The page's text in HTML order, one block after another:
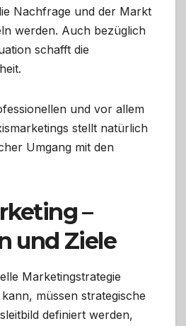
Nachfrage und der Markt
werden. Auch bezüglich
schafft die
und vor allem
stellt natürlich
Umgang mit den
–
und Ziele
Marketingstrategie
müssen strategische
definiert werden,